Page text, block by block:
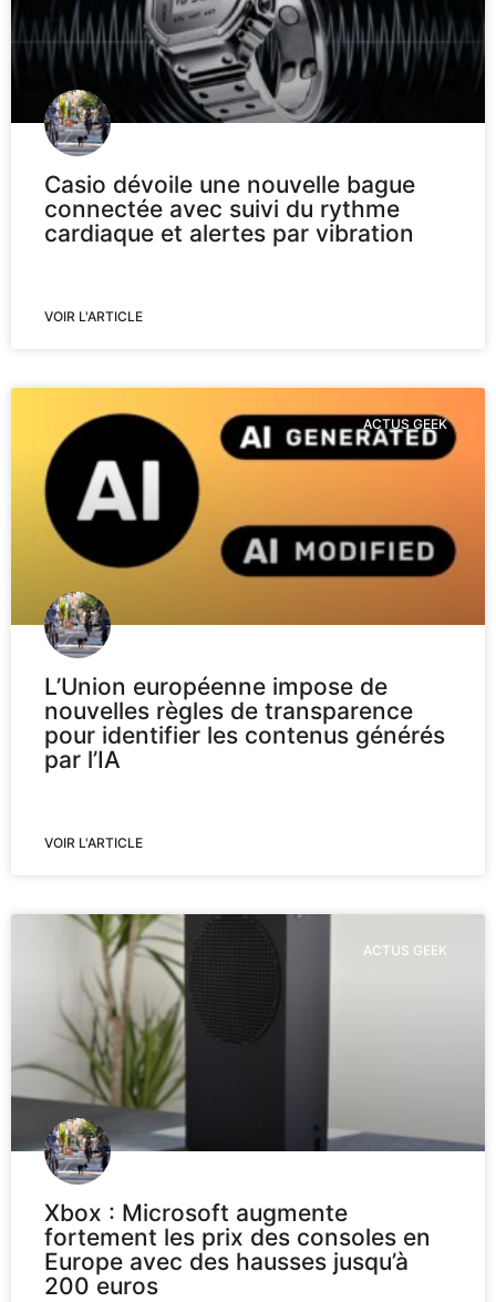
Casio dévoile une nouvelle bague
connectée avec suivi du rythme
cardiaque et alertes par vibration
VOIR L'ARTICLE
ACTUS GEEK
L’Union européenne impose de
nouvelles règles de transparence
pour identifier les contenus générés
par l’IA
VOIR L'ARTICLE
ACTUS GEEK
Xbox : Microsoft augmente
fortement les prix des consoles en
Europe avec des hausses jusqu’à
200 euros